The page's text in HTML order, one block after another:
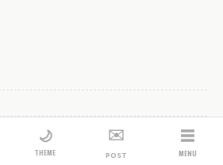
🌙
THEME
✉️
POST
☰
MENU